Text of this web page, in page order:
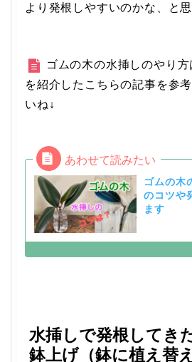
より発根しやすいのかな、と思
ゴムの木の水挿しのやり
を紹介したこちらの記事を参
いね↓
ゴムの木
のコツや
ます
水挿しで発根してき
鉢上げ（鉢に植え替